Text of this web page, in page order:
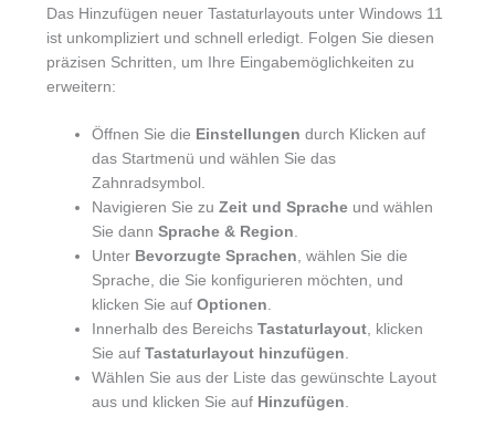
Das Hinzufügen neuer Tastaturlayouts unter Windows 11
ist unkompliziert und schnell erledigt. Folgen Sie diesen
präzisen Schritten, um Ihre Eingabemöglichkeiten zu
erweitern:
Öffnen Sie die Einstellungen durch Klicken auf
das Startmenü und wählen Sie das
Zahnradsymbol.
Navigieren Sie zu Zeit und Spracheund wählen
Sie dann Sprache & Region.
Unter Bevorzugte Sprachen, wählen Sie die
Sprache, die Sie konfigurieren möchten, und
klicken Sie auf Optionen.
Innerhalb des Bereichs Tastaturlayout, klicken
Sie auf Tastaturlayout hinzufügen.
Wählen Sie aus der Liste das gewünschte Layout
aus und klicken Sie auf Hinzufügen.